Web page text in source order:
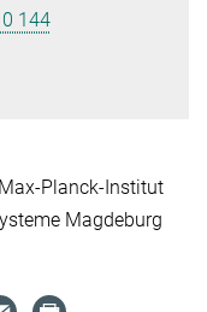
144
Planck-Institut
Magdeburg